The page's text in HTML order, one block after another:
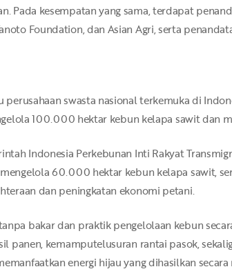
Pada kesempatan yang sama, terdapat
Foundation, dan Asian Agri, serta
perusahaan swasta nasional terkemuka di
100.000 hektar kebun kelapa sawit dan
Indonesia Perkebunan Inti Rakyat
60.000 hektar kebun kelapa sawit,
dan peningkatan ekonomi petani.
bakar dan praktik pengelolaan kebun
panen, kemamputelusuran rantai pasok,
energi hijau yang dihasilkan